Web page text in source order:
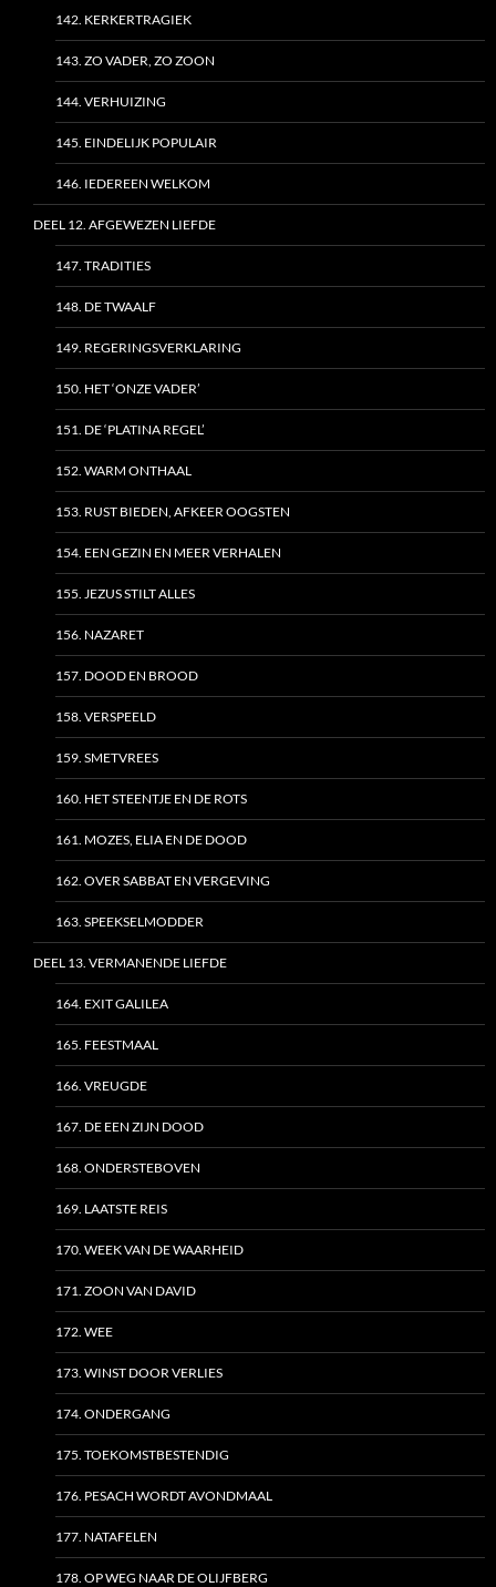
142. KERKERTRAGIEK
143. ZO VADER, ZO ZOON
144. VERHUIZING
145. EINDELIJK POPULAIR
146. IEDEREEN WELKOM
DEEL 12. AFGEWEZEN LIEFDE
147. TRADITIES
148. DE TWAALF
149. REGERINGSVERKLARING
150. HET ‘ONZE VADER’
151. DE ‘PLATINA REGEL’
152. WARM ONTHAAL
153. RUST BIEDEN, AFKEER OOGSTEN
154. EEN GEZIN EN MEER VERHALEN
155. JEZUS STILT ALLES
156. NAZARET
157. DOOD EN BROOD
158. VERSPEELD
159. SMETVREES
160. HET STEENTJE EN DE ROTS
161. MOZES, ELIA EN DE DOOD
162. OVER SABBAT EN VERGEVING
163. SPEEKSELMODDER
DEEL 13. VERMANENDE LIEFDE
164. EXIT GALILEA
165. FEESTMAAL
166. VREUGDE
167. DE EEN ZIJN DOOD
168. ONDERSTEBOVEN
169. LAATSTE REIS
170. WEEK VAN DE WAARHEID
171. ZOON VAN DAVID
172. WEE
173. WINST DOOR VERLIES
174. ONDERGANG
175. TOEKOMSTBESTENDIG
176. PESACH WORDT AVONDMAAL
177. NATAFELEN
178. OP WEG NAAR DE OLIJFBERG